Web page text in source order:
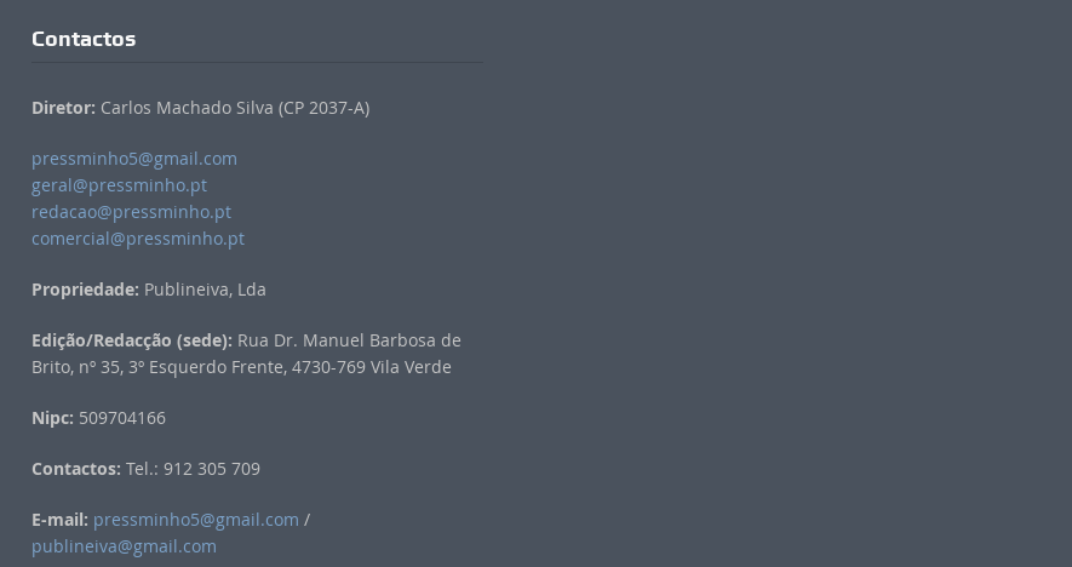
Contactos
Diretor: Carlos Machado Silva (CP 2037-A)
pressminho5@gmail.com
geral@pressminho.pt
redacao@pressminho.pt
comercial@pressminho.pt
Propriedade: Publineiva, Lda
Edição/Redacção (sede): Rua Dr. Manuel Barbosa de
Brito, nº 35, 3º Esquerdo Frente, 4730-769 Vila Verde
Nipc: 509704166
Contactos: Tel.: 912 305 709
E-mail: pressminho5@gmail.com /
publineiva@gmail.com